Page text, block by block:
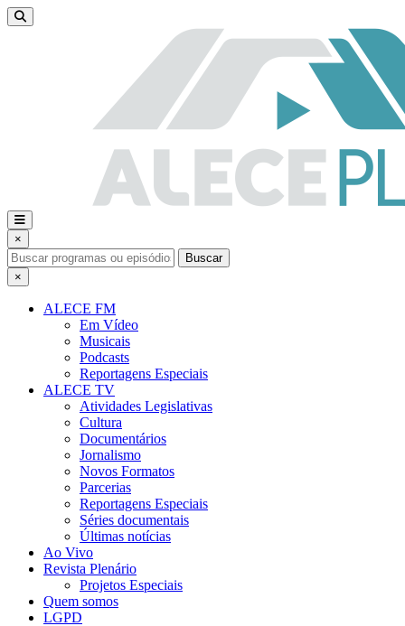
×
Buscar
×
ALECE FM
Em Vídeo
Musicais
Podcasts
Reportagens Especiais
ALECE TV
Atividades Legislativas
Cultura
Documentários
Jornalismo
Novos Formatos
Parcerias
Reportagens Especiais
Séries documentais
Últimas notícias
Ao Vivo
Revista Plenário
Projetos Especiais
Quem somos
LGPD